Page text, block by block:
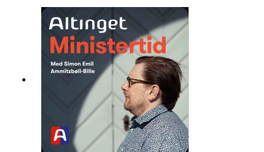
24syv, men fra sommeren 2024 bliver den
udgivet af Altinget.Denne udgave af Ministertid
blev optaget i 2023.
reaktioner, hun blev mødt med i 2024 efter sin
kronik i Jyllands-Posten.Gæst: Marie Bjerre (V),
tidligere europaminister, tidligere
digitaliseringsminister og tidligere minister for
ligestillingVært: Simon Emil Ammitzbøll-Bille,
tidligere økonomi- og indenrigsminister